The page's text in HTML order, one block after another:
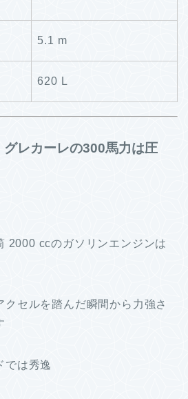
5.1 m
620 L
レカーレの300馬力は圧
2000 ccのガソリンエンジンは
セルを踏んだ瞬間から力強さ
では秀逸